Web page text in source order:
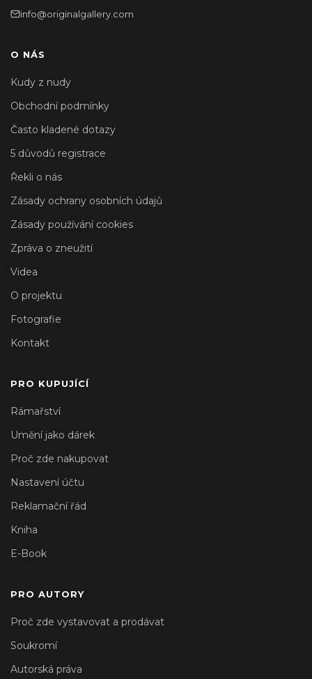
info@originalgallery.com
O NÁS
Kudy z nudy
Obchodní podmínky
Často kladené dotazy
5 důvodů registrace
Řekli o nás
Zásady ochrany osobních údajů
Zásady používání cookies
Zpráva o zneužití
Videa
O projektu
Fotografie
Kontakt
PRO KUPUJÍCÍ
Rámařství
Umění jako dárek
Proč zde nakupovat
Nastavení účtu
Reklamační řád
Kniha
E-Book
PRO AUTORY
Proč zde vystavovat a prodávat
Soukromí
Autorská práva